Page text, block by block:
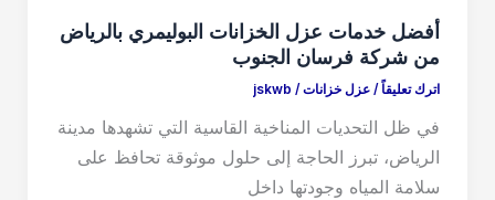
أفضل خدمات عزل الخزانات البوليمري بالرياض
من شركة فرسان الجنوب
اترك تعليقاً / عزل خزانات/
jskwb
في ظل التحديات المناخية القاسية التي تشهدها مدينة
الرياض، تبرز الحاجة إلى حلول موثوقة تحافظ على
سلامة المياه وجودتها داخل